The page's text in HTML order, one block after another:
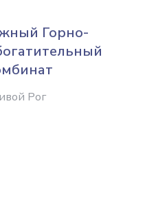
Горно-
Рог